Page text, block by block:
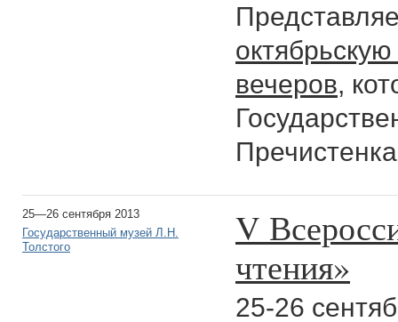
вечеров,
25—26 сентября 2013
Государственный музей Л.Н.
Толстого
V
чтения»
25-26